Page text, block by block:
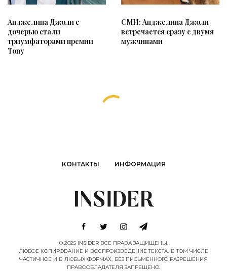
Анджелина Джоли с
дочерью стали
триумфаторами премии
Tony
СМИ: Анджелина Джоли
встречается сразу с двумя
мужчинами
КОНТАКТЫ ИНФОРМАЦИЯ
© 2025 INSIDER ВСЕ ПРАВА ЗАЩИЩЕНЫ.
ЛЮБОЕ КОПИРОВАНИЕ И ВОСПРОИЗВЕДЕНИЕ ТЕКСТА, В ТОМ ЧИСЛЕ
ЧАСТИЧНОЕ И В ЛЮБЫХ ФОРМАХ, БЕЗ ПИСЬМЕННОГО РАЗРЕШЕНИЯ
ПРАВООБЛАДАТЕЛЯ ЗАПРЕЩЕНО.